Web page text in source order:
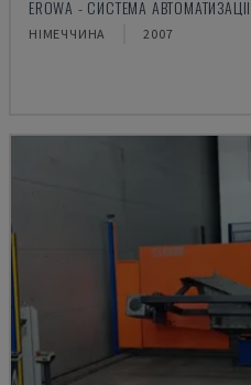
EROWA - СИСТЕМА АВТОМАТИЗАЦІЇ
НІМЕЧЧИНА 2007